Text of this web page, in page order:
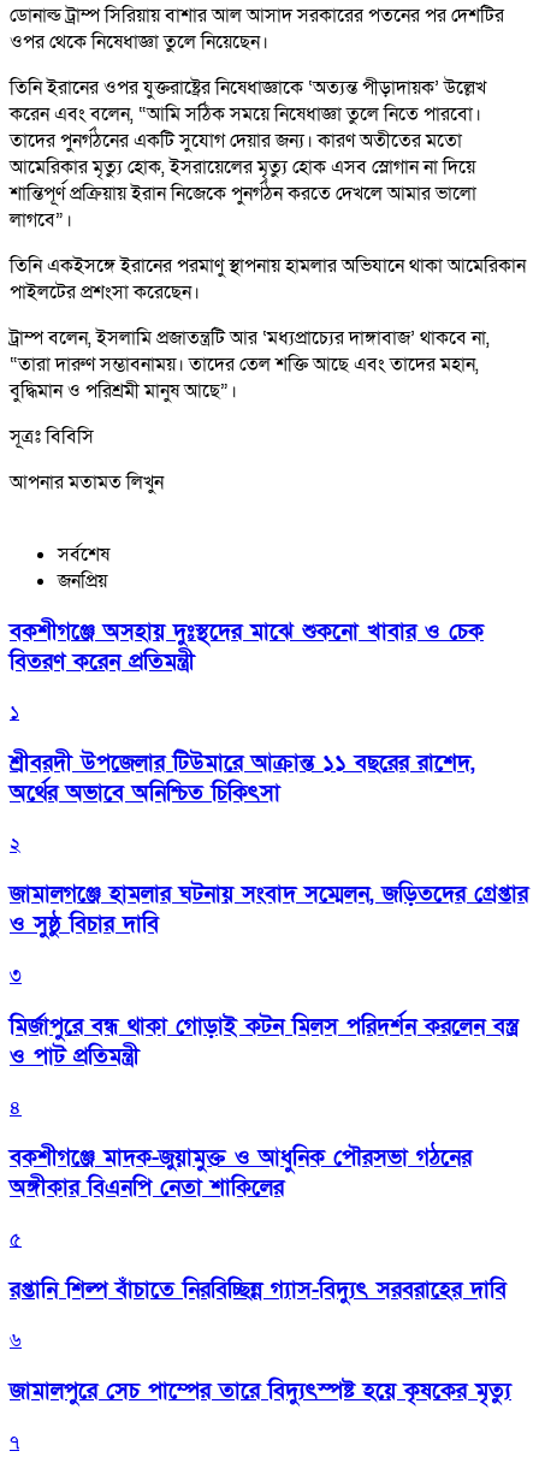
ডোনাল্ড ট্রাম্প সিরিয়ায় বাশার আল আসাদ সরকারের পতনের পর দেশটির
ওপর থেকে নিষেধাজ্ঞা তুলে নিয়েছেন।
তিনি ইরানের ওপর যুক্তরাষ্ট্রের নিষেধাজ্ঞাকে ‘অত্যন্ত পীড়াদায়ক’ উল্লেখ
করেন এবং বলেন, “আমি সঠিক সময়ে নিষেধাজ্ঞা তুলে নিতে পারবো।
তাদের পুনর্গঠনের একটি সুযোগ দেয়ার জন্য। কারণ অতীতের মতো
আমেরিকার মৃত্যু হোক, ইসরায়েলের মৃত্যু হোক এসব স্লোগান না দিয়ে
শান্তিপূর্ণ প্রক্রিয়ায় ইরান নিজেকে পুনর্গঠন করতে দেখলে আমার ভালো
লাগবে”।
তিনি একইসঙ্গে ইরানের পরমাণু স্থাপনায় হামলার অভিযানে থাকা আমেরিকান
পাইলটের প্রশংসা করেছেন।
ট্রাম্প বলেন, ইসলামি প্রজাতন্ত্রটি আর ‘মধ্যপ্রাচ্যের দাঙ্গাবাজ’ থাকবে না,
“তারা দারুণ সম্ভাবনাময়। তাদের তেল শক্তি আছে এবং তাদের মহান,
বুদ্ধিমান ও পরিশ্রমী মানুষ আছে”।
সূত্রঃ বিবিসি
আপনার মতামত লিখুন
সর্বশেষ
জনপ্রিয়
বকশীগঞ্জে অসহায় দুঃস্থদের মাঝে শুকনো খাবার ও চেক
বিতরণ করেন প্রতিমন্ত্রী
১
শ্রীবরদী উপজেলার টিউমারে আক্রান্ত ১১ বছরের রাশেদ,
অর্থের অভাবে অনিশ্চিত চিকিৎসা
২
জামালগঞ্জে হামলার ঘটনায় সংবাদ সম্মেলন, জড়িতদের গ্রেপ্তার
ও সুষ্ঠু বিচার দাবি
৩
মির্জাপুরে বন্ধ থাকা গোড়াই কটন মিলস পরিদর্শন করলেন বস্ত্র
ও পাট প্রতিমন্ত্রী
৪
বকশীগঞ্জে মাদক-জুয়ামুক্ত ও আধুনিক পৌরসভা গঠনের
অঙ্গীকার বিএনপি নেতা শাকিলের
৫
রপ্তানি শিল্প বাঁচাতে নিরবিচ্ছিন্ন গ্যাস-বিদ্যুৎ সরবরাহের দাবি
৬
জামালপুরে সেচ পাম্পের তারে বিদ্যুৎস্পষ্ট হয়ে কৃষকের মৃত্যু
৭